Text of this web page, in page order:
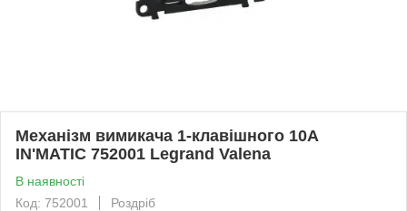
Механізм вимикача 1-клавішного 10A
IN'MATIC 752001 Legrand Valena
В наявності
Код: 752001
Роздріб